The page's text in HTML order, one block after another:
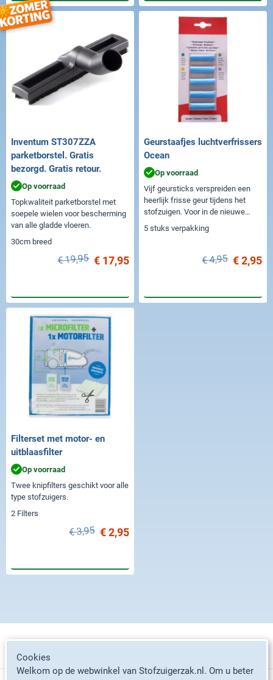
Cookies
Welkom op de webwinkel van Stofzuigerzak.nl. Om u beter
Inventum ST307ZZA
parketborstel. Gratis
bezorgd. Gratis retour.
Op voorraad
Topkwaliteit parketborstel met
soepele wielen voor bescherming
van alle gladde vloeren.
30cm breed
€ 17,95
€ 19,95
Geurstaafjes luchtverfrissers
Ocean
Op voorraad
Vijf geursticks verspreiden een
heerlijk frisse geur tijdens het
stofzuigen. Voor in de nieuwe
stofzuigerzak.
5 stuks verpakking
€ 2,95
€ 4,95
Filterset met motor- en
uitblaasfilter
Op voorraad
Twee knipfilters geschikt voor alle
type stofzuigers.
2 Filters
€ 2,95
€ 3,95
Stofzuigerzakken per merk